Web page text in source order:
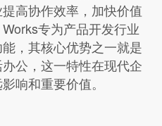
高协作效率，加快价值
Works专为产品开发行业
，其核心优势之一就是
公，这一特性在现代企
响和重要价值。